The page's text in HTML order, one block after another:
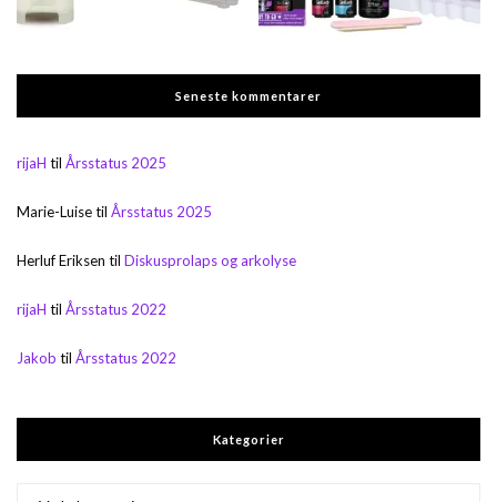
Seneste kommentarer
rijaH til Årsstatus 2025
Marie-Luisetil Årsstatus 2025
Herluf Eriksen til Diskusprolaps og arkolyse
rijaH til Årsstatus 2022
Jakob til Årsstatus 2022
Kategorier